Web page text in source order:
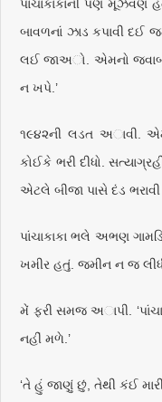
પાંચાકાકાની પણ મૂંઝવણ
બાવળનાં ઝાડ કપાવી દઈ
લઈ જાઅો. એમનો જવાબ
ન ખપે.’
૧૯૪૨ની લડત અાવી.
કોઈકે ભરી દીધો.
એટલે બીજા પાસે દંડ ભરાવી
પાંચાકાકા ભલે અભણ
ખમીર હતું. જમીન ન જ
મેં ફરી સમજ અાપી.
નહીં મળે.’
‘તે હું જાણું છું, તેથી કંઈ